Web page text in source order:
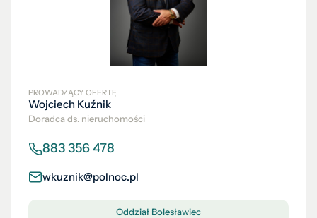
PROWADZĄCY OFERTĘ
Wojciech Kuźnik
Doradca ds. nieruchomości
883 356 478
wkuznik@polnoc.pl
Oddział Bolesławiec